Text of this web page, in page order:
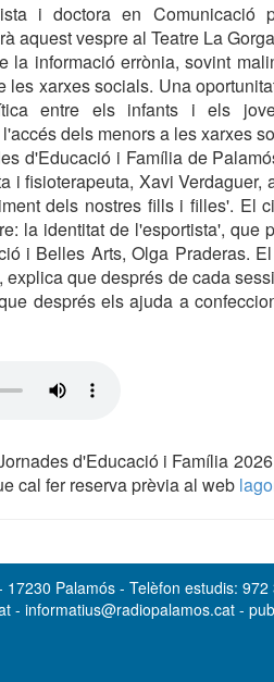
i doctora en Comunicació
aquest vespre al Teatre La
la informació errònia, sovint
les xarxes socials. Una
entre els infants i els
dels menors a les xarxes
d'Educació i Família de
i fisioterapeuta, Xavi Verdaguer,
dels nostres fills i filles'. El
la identitat de l'esportista', que
i Belles Arts, Olga Praderas.
que després de cada
després els ajuda a
d'Educació i Família
cal fer reserva prèvia al web
Palamós - Telèfon estudis:
- informatius@radiopalamos.cat -